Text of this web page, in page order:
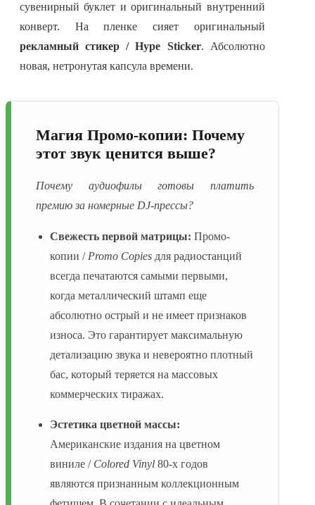
сувенирный буклет и оригинальный внутренний
конверт. На пленке сияет оригинальный
рекламный стикер / Hype Sticker. Абсолютно
новая, нетронутая капсула времени.
Магия Промо-копии: Почему
этот звук ценится выше?
Почему аудиофилы готовы платить
премию за номерные DJ-прессы?
Свежесть первой матрицы: Промо-
копии / Promo Copies для радиостанций
всегда печатаются самыми первыми,
когда металлический штамп еще
абсолютно острый и не имеет признаков
износа. Это гарантирует максимальную
детализацию звука и невероятно плотный
бас, который теряется на массовых
коммерческих тиражах.
Эстетика цветной массы:
Американские издания на цветном
виниле / Colored Vinyl 80-х годов
являются признанным коллекционным